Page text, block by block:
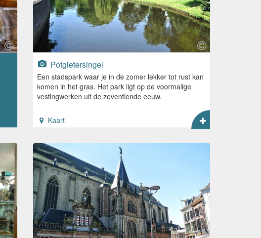
Potgietersingel
Een stadspark waar je in de zomer lekker tot rust kan
komen in het gras. Het park ligt op de voormalige
vestingwerken uit de zeventiende eeuw.
Kaart